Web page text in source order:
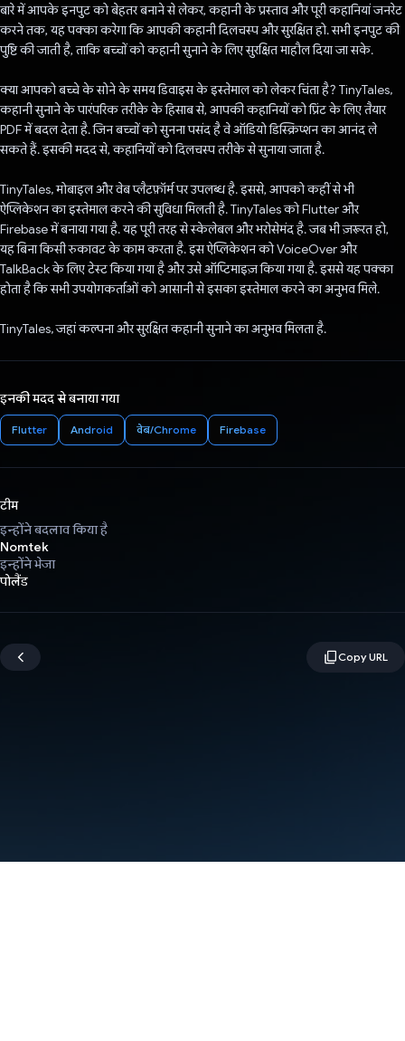
बारे में आपके इनपुट को बेहतर बनाने से लेकर, कहानी के प्रस्ताव और पूरी कहानियां जनरेट
करने तक, यह पक्का करेगा कि आपकी कहानी दिलचस्प और सुरक्षित हो. सभी इनपुट की
पुष्टि की जाती है, ताकि बच्चों को कहानी सुनाने के लिए सुरक्षित माहौल दिया जा सके.
क्या आपको बच्चे के सोने के समय डिवाइस के इस्तेमाल को लेकर चिंता है? TinyTales,
कहानी सुनाने के पारंपरिक तरीके के हिसाब से, आपकी कहानियों को प्रिंट के लिए तैयार
PDF में बदल देता है. जिन बच्चों को सुनना पसंद है वे ऑडियो डिस्क्रिप्शन का आनंद ले
सकते हैं. इसकी मदद से, कहानियों को दिलचस्प तरीके से सुनाया जाता है.
TinyTales, मोबाइल और वेब प्लैटफ़ॉर्म पर उपलब्ध है. इससे, आपको कहीं से भी
ऐप्लिकेशन का इस्तेमाल करने की सुविधा मिलती है. TinyTales को Flutter और
Firebase में बनाया गया है. यह पूरी तरह से स्केलेबल और भरोसेमंद है. जब भी ज़रूरत हो,
यह बिना किसी रुकावट के काम करता है. इस ऐप्लिकेशन को VoiceOver और
TalkBack के लिए टेस्ट किया गया है और उसे ऑप्टिमाइज़ किया गया है. इससे यह पक्का
होता है कि सभी उपयोगकर्ताओं को आसानी से इसका इस्तेमाल करने का अनुभव मिले.
TinyTales, जहां कल्पना और सुरक्षित कहानी सुनाने का अनुभव मिलता है.
इनकी मदद से बनाया गया
Flutter Android वेब/Chrome Firebase
टीम
इन्होंने बदलाव किया है
Nomtek
इन्होंने भेजा
पोलैंड